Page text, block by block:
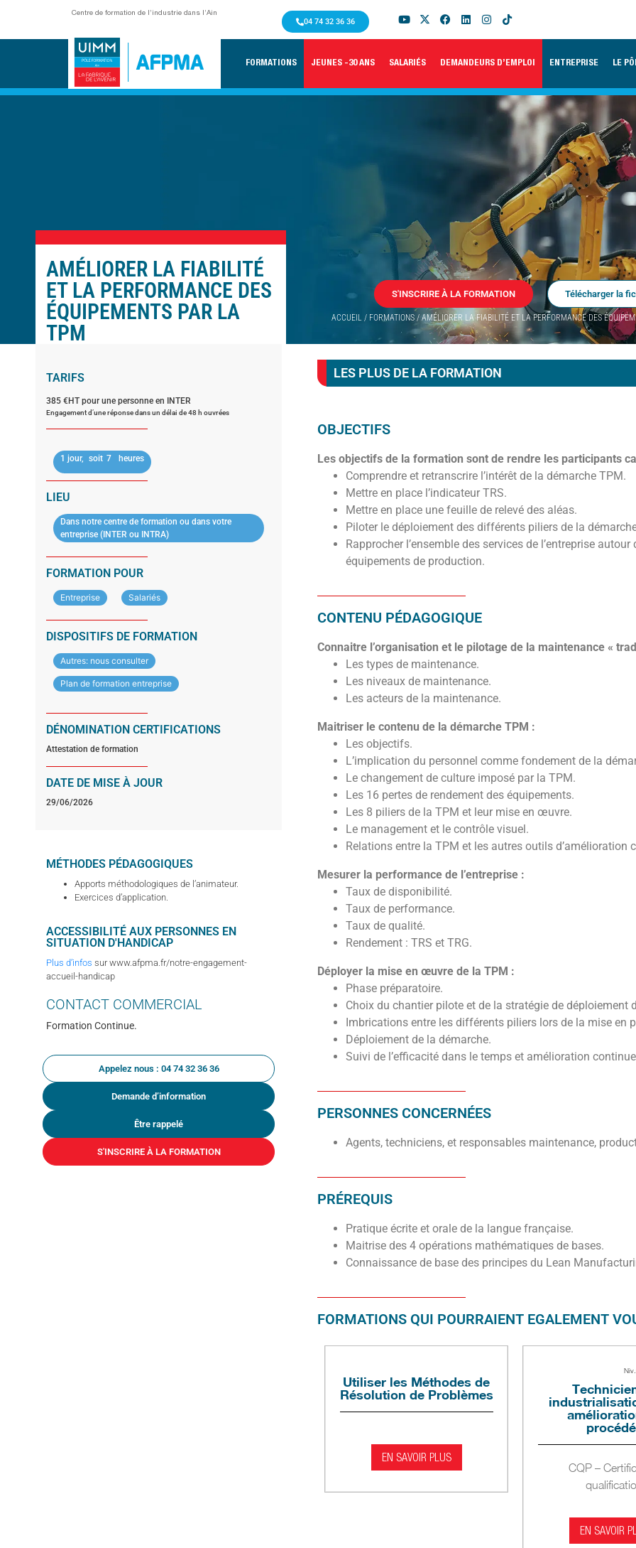
Centre de formation de l’industrie dans l’Ain
04 74 32 36 36
FORMATIONS JEUNES -30 ANS SALARIÉS DEMANDEURS D’EMPLOI ENTREPRISE LE
AMÉLIORER LA FIABILITÉ
ET LA PERFORMANCE DES
ÉQUIPEMENTS PAR LA
TPM
TARIFS
385 €HT pour une personne en INTER
Engagement d’une réponse dans un délai de 48 h ouvrées
1 jour, soit 7 heures
LIEU
Dans notre centre de formation ou dans votre
entreprise (INTER ou INTRA)
FORMATION POUR
Entreprise Salariés
DISPOSITIFS DE FORMATION
Autres: nous consulter
Plan de formation entreprise
DÉNOMINATION CERTIFICATIONS
Attestation de formation
DATE DE MISE À JOUR
29/06/2026
MÉTHODES PÉDAGOGIQUES
Apports méthodologiques de l’animateur.
Exercices d’application.
ACCESSIBILITÉ AUX PERSONNES EN
SITUATION D'HANDICAP
Plus d’infos sur www.afpma.fr/notre-engagement-
accueil-handicap
CONTACT COMMERCIAL
Formation Continue.
Appelez nous : 04 74 32 36 36
Demande d’information
Être rappelé
S'INSCRIRE À LA FORMATION
S'INSCRIRE À LA FORMATION Télécharger la
ACCUEIL / FORMATIONS /AMÉLIORER LA FIABILITÉ ET LA PERFORMANCE DES
LES PLUS DE LA FORMATION
OBJECTIFS
Les objectifs de la formation sont de rendre les participants
Comprendre et retranscrire l’intérêt de la démarche TPM.
Mettre en place l’indicateur TRS.
Mettre en place une feuille de relevé des aléas.
Piloter le déploiement des différents piliers de la
Rapprocher l’ensemble des services de l’entreprise
équipements de production.
CONTENU PÉDAGOGIQUE
Connaitre l’organisation et le pilotage de la maintenance «
Les types de maintenance.
Les niveaux de maintenance.
Les acteurs de la maintenance.
Maitriser le contenu de la démarche TPM :
Les objectifs.
L’implication du personnel comme fondement de la
Le changement de culture imposé par la TPM.
Les 16 pertes de rendement des équipements.
Les 8 piliers de la TPM et leur mise en œuvre.
Le management et le contrôle visuel.
Relations entre la TPM et les autres outils d’amélioration
Mesurer la performance de l’entreprise :
Taux de disponibilité.
Taux de performance.
Taux de qualité.
Rendement : TRS et TRG.
Déployer la mise en œuvre de la TPM :
Phase préparatoire.
Choix du chantier pilote et de la stratégie de déploiement
Imbrications entre les différents piliers lors de la mise en
Déploiement de la démarche.
Suivi de l’efficacité dans le temps et amélioration
PERSONNES CONCERNÉES
Agents, techniciens, et responsables maintenance,
PRÉREQUIS
Pratique écrite et orale de la langue française.
Maitrise des 4 opérations mathématiques de bases.
Connaissance de base des principes du Lean
FORMATIONS QUI POURRAIENT EGALEMENT
Utiliser les Méthodes de
Résolution de Problèmes
EN SAVOIR PLUS
CQP –
EN SAVOIR